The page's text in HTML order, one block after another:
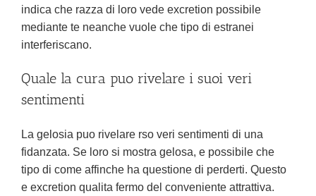
indica che razza di loro vede excretion possibile
mediante te neanche vuole che tipo di estranei
interferiscano.
Quale la cura puo rivelare i suoi veri
sentimenti
La gelosia puo rivelare rso veri sentimenti di una
fidanzata. Se loro si mostra gelosa, e possibile che
tipo di come affinche ha questione di perderti. Questo
e excretion qualita fermo del conveniente attrattiva.